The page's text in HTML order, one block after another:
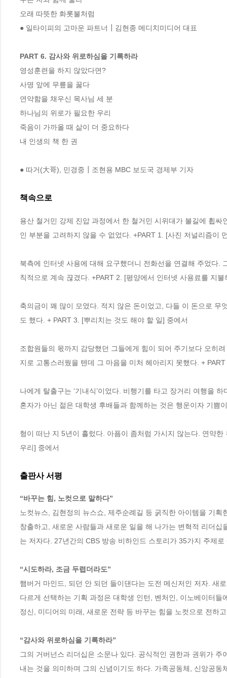
오래 따뜻한 화롯불처럼
● 일타이피의 고마운 파트너┃김현종 메디치미디어 대표
PART 6. 감사와 위로하심을 기록하라
영성훈련을 하지 않았다면?
사명 앞에 무릎을 꿇다
연약함을 채우신 목사님 세 분
하나님의 위로가 필요한 우리
죽음이 가까올 때 삶이 더 중요하다
내 인생의 책 한 권
● 따거(大哥), 민경중┃조현용 MBC 보도국 경제부 기자
책속으로
용산 철거민 강제 진압 과정에서 한 철거민 시위대가 불길에 휩
인 부분을 고려하지 않을 수 없었다. +PART 1. [사진 저널리즘이
북측에 인터넷 사용에 대해 요구했더니 전화선을 연결해 주었다.
칙적으로 계속 끊겼다. +PART 2. [평양에서 인터넷 사용료를 지
축의금이 꽤 많이 모였다. 적지 않은 돈이었고, 다들 이 돈으로
도 했다. + PART 3. [뿌리치는 것도 해야 할 일] 중에서
조합원들의 몫까지 감당했던 그들에게 힘이 되어 주기보다 오히
지로 고통스러웠을 텐데 그 마음을 미처 헤아리지 못했다. +
나에게 탈출구는 ‘기내식’이었다. 비행기를 타고 장거리 여행을
혼자가 아닌 젊은 대학생 후배들과 함께하는 것은 행운이자 기쁨
형이 떠난 지 5년이 흘렀다. 아픔이 좀처럼 가시지 않는다. 연약
우리] 중에서
출판사 서평
“바꾸는 힘, 노컷으로 말하다”
노컷뉴스, 김현정의 뉴스쇼, 제주순례길 등 굵직한 아이템을 기
창출하고, 새로운 사람들과 새로운 일을 해 나가는 변혁적 리더
는 저자다. 27년간의 CBS 방송 비하인드 스토리가 35가지 주제
“시도하라, 조금 두렵더라도”
햄버거 마인드, 되던 안 되던 들이댄다는 도전 메신저인 저자. 새
다르게 선택하는 기획 과정은 대학생 인턴, 벤처인, 이노베이터
정신, 미디어의 미래, 새로운 전략 등 바꾸는 힘을 노컷으로 전하
“감사와 위로하심을 기록하라”
그의 거버넌스 리더십은 소문나 있다. 공식적인 권한과 권위가
내는 것을 의미하며 그의 신념이기도 하다. 가족공동체, 신앙공